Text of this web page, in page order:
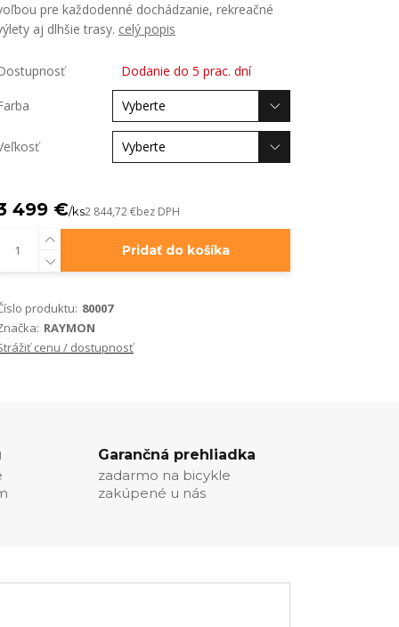
pre každodenné dochádzanie, rekreačné
aj dlhšie trasy. celý popis
Dodanie do 5 prac. dní
499 €/ks2 844,72 €bez DPH
Pridať do košíka
produktu: 80007
RAYMON
cenu / dostupnosť
Garančná prehliadka
zadarmo na bicykle
zakúpené u nás